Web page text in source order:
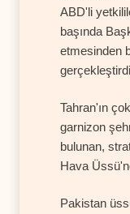
ABD'li
başında
etmesinden
Tahran'ın
garnizon
bulunan,
Hava
Pakistan